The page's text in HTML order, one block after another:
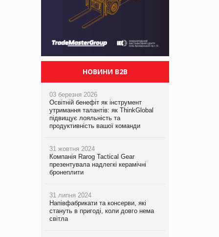
НОВИНИ B2B
03 березня 2026
Освітній бенефіт як інструмент
утримання талантів: як ThinkGlobal
підвищує лояльність та
продуктивність вашої команди
31 жовтня 2024
Компанія Rarog Tactical Gear
презентувала надлегкі керамічні
бронеплити
31 липня 2024
Напівфабрикати та консерви, які
стануть в пригоді, коли довго нема
світла